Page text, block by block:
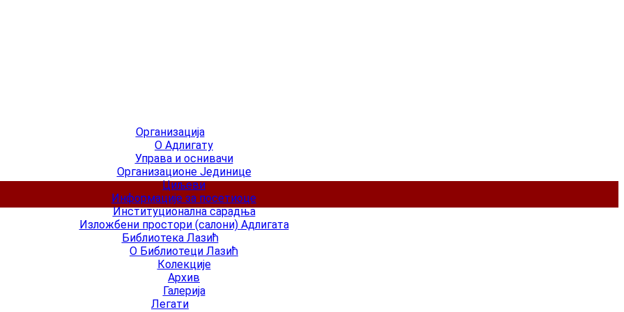
Организација
О Адлигату
Управа и оснивачи
Организационе Јединице
Циљеви
Информације за посетиоце
Институционална сарадња
Изложбени простори (салони) Адлигата
Библиотека Лазић
О Библиотеци Лазић
Колекције
Архив
Галерија
Легати